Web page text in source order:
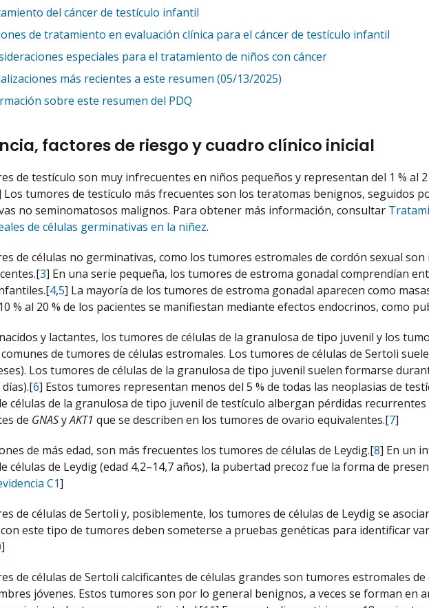
del cáncer de testículo infantil
de tratamiento en evaluación clínica para el cáncer de testículo infantil
especiales para el tratamiento de niños con cáncer
más recientes a este resumen (05/13/2025)
sobre este resumen del PDQ
factores de riesgo y cuadro clínico inicial
de testículo son muy infrecuentes en niños pequeños y representan del 1 % al
Los tumores de testículo más frecuentes son los teratomas benignos, seguidos
no seminomatosos malignos. Para obtener más información, consultar
de células germinativas en la niñez.
de células no germinativas, como los tumores estromales de cordón sexual
3] En una serie pequeña, los tumores de estroma gonadal comprendían
4,5] La mayoría de los tumores de estroma gonadal aparecen como
% al 20 % de los pacientes se manifiestan mediante efectos endocrinos, como
y lactantes, los tumores de células de la granulosa de tipo juvenil y los
de tumores de células estromales. Los tumores de células de Sertoli
Los tumores de células de la granulosa de tipo juvenil suelen formarse
días).[6] Estos tumores representan menos del 5 % de todas las neoplasias de
células de la granulosa de tipo juvenil de testículo albergan pérdidas recurrentes
de GNASyAKT1 que se describen en los tumores de ovario equivalentes.[7]
de más edad, son más frecuentes los tumores de células de Leydig.[8] En un
células de Leydig (edad 4,2–14,7 años), la pubertad precoz fue la forma de
C1]
de células de Sertoli y, posiblemente, los tumores de células de Leydig se
este tipo de tumores deben someterse a pruebas genéticas para identificar
]
de células de Sertoli calcificantes de células grandes son tumores estromales
jóvenes. Estos tumores son por lo general benignos, a veces se forman en